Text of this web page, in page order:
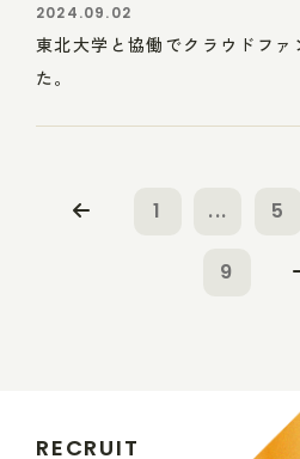
2024.09.02
東北大学と協働でクラウドフ
た。
1 ... 5
9
RECRUIT